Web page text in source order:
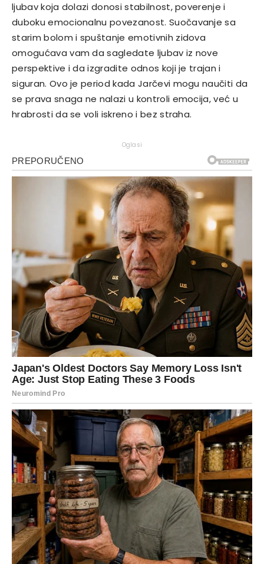
ljubav koja dolazi donosi stabilnost, poverenje i
duboku emocionalnu povezanost. Suočavanje sa
starim bolom i spuštanje emotivnih zidova
omogućava vam da sagledate ljubav iz nove
perspektive i da izgradite odnos koji je trajan i
siguran. Ovo je period kada Jarčevi mogu naučiti da
se prava snaga ne nalazi u kontroli emocija, već u
hrabrosti da se voli iskreno i bez straha.
Oglasi